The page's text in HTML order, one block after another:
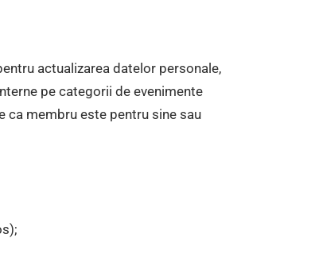
actualizarea datelor personale,
pe categorii de evenimente
ca membru este pentru sine sau